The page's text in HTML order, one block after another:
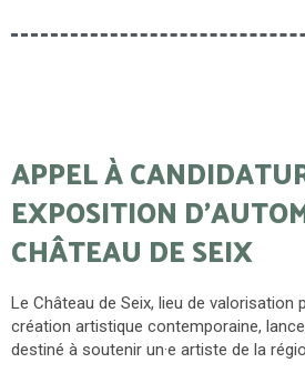
APPEL À
EXPOSITION
CHÂTEAU DE SEIX
Le Château de Seix, lieu de valorisation
création artistique contemporaine,
destiné à soutenir un·e artiste de la